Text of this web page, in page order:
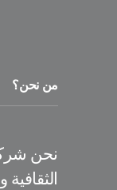
من نحن؟
نحن